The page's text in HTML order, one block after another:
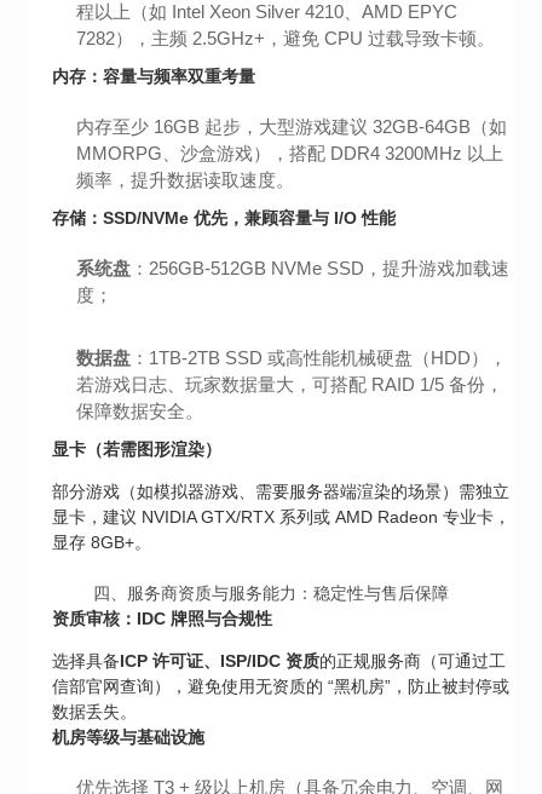
程以上（如 Intel Xeon Silver 4210、AMD EPYC
7282），主频 2.5GHz+，避免 CPU 过载导致卡顿。
内存：容量与频率双重考量
内存至少 16GB 起步，大型游戏建议 32GB-64GB（如
MMORPG、沙盒游戏），搭配 DDR4 3200MHz 以上
频率，提升数据读取速度。
存储：SSD/NVMe 优先，兼顾容量与 I/O 性能
系统盘 ：256GB-512GB NVMe SSD，提升游戏加载速
度；
数据盘 ：1TB-2TB SSD 或高性能机械硬盘（HDD），
若游戏日志、玩家数据量大，可搭配 RAID 1/5 备份，
保障数据安全。
显卡（若需图形渲染）
部分游戏（如模拟器游戏、需要服务器端渲染的场景）需独立
显卡，建议 NVIDIA GTX/RTX 系列或 AMD Radeon 专业卡，
显存 8GB+。
四、服务商资质与服务能力：稳定性与售后保障
资质审核：IDC 牌照与合规性
选择具备ICP 许可证、ISP/IDC 资质的正规服务商（可通过工
信部官网查询），避免使用无资质的 “黑机房”，防止被封停或
数据丢失。
机房等级与基础设施
优先选择 T3 + 级以上机房（具备冗余电力、空调、网